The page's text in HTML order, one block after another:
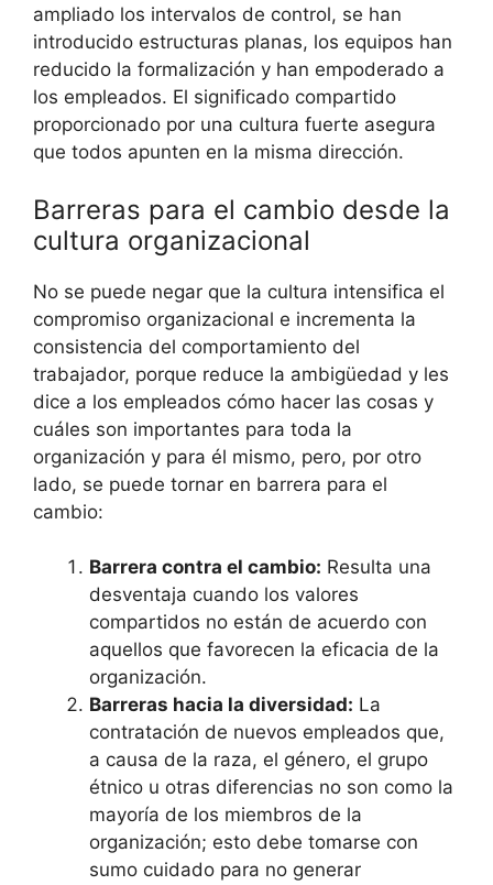
ampliado los intervalos de control, se han
introducido estructuras planas, los equipos han
reducido la formalización y han empoderado a
los empleados. El significado compartido
proporcionado por una cultura fuerte asegura
que todos apunten en la misma dirección.
Barreras para el cambio desde la
cultura organizacional
No se puede negar que la cultura intensifica el
compromiso organizacional e incrementa la
consistencia del comportamiento del
trabajador, porque reduce la ambigüedad y les
dice a los empleados cómo hacer las cosas y
cuáles son importantes para toda la
organización y para él mismo, pero, por otro
lado, se puede tornar en barrera para el
cambio:
Barrera contra el cambio: Resulta una
desventaja cuando los valores
compartidos no están de acuerdo con
aquellos que favorecen la eficacia de la
organización.
Barreras hacia la diversidad: La
contratación de nuevos empleados que,
a causa de la raza, el género, el grupo
étnico u otras diferencias no son como la
mayoría de los miembros de la
organización; esto debe tomarse con
sumo cuidado para no generar